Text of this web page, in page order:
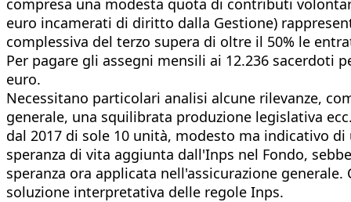
compresa una modesta quota di contributi
euro incamerati di diritto dalla Gestione)
complessiva del terzo supera di oltre il 50% le
Per pagare gli assegni mensili ai 12.236 sacerdoti
euro.
Necessitano particolari analisi alcune rilevanze,
generale, una squilibrata produzione legislativa
dal 2017 di sole 10 unità, modesto ma indicativo
speranza di vita aggiunta dall'Inps nel Fondo,
speranza ora applicata nell'assicurazione
soluzione interpretativa delle regole Inps.